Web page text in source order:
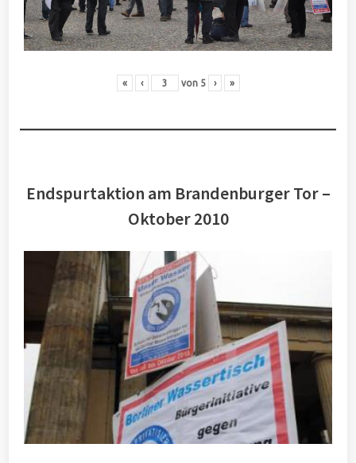
« ‹ von 5 › »
Endspurtaktion am Brandenburger Tor –
Oktober 2010